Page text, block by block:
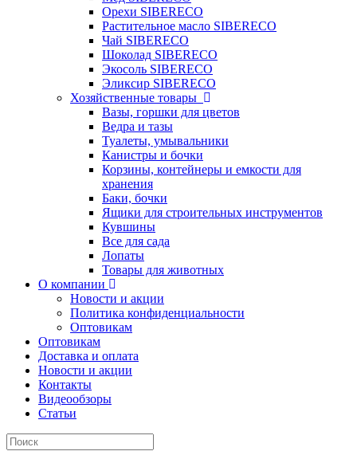
Орехи SIBERECO
Растительное масло SIBERECO
Чай SIBERECO
Шоколад SIBERECO
Экосоль SIBERECO
Эликсир SIBERECO
Хозяйственные товары
Вазы, горшки для цветов
Ведра и тазы
Туалеты, умывальники
Канистры и бочки
Корзины, контейнеры и емкости для
хранения
Баки, бочки
Ящики для строительных инструментов
Кувшины
Все для сада
Лопаты
Товары для животных
О компании
Новости и акции
Политика конфиденциальности
Оптовикам
Оптовикам
Доставка и оплата
Новости и акции
Контакты
Видеообзоры
Статьи